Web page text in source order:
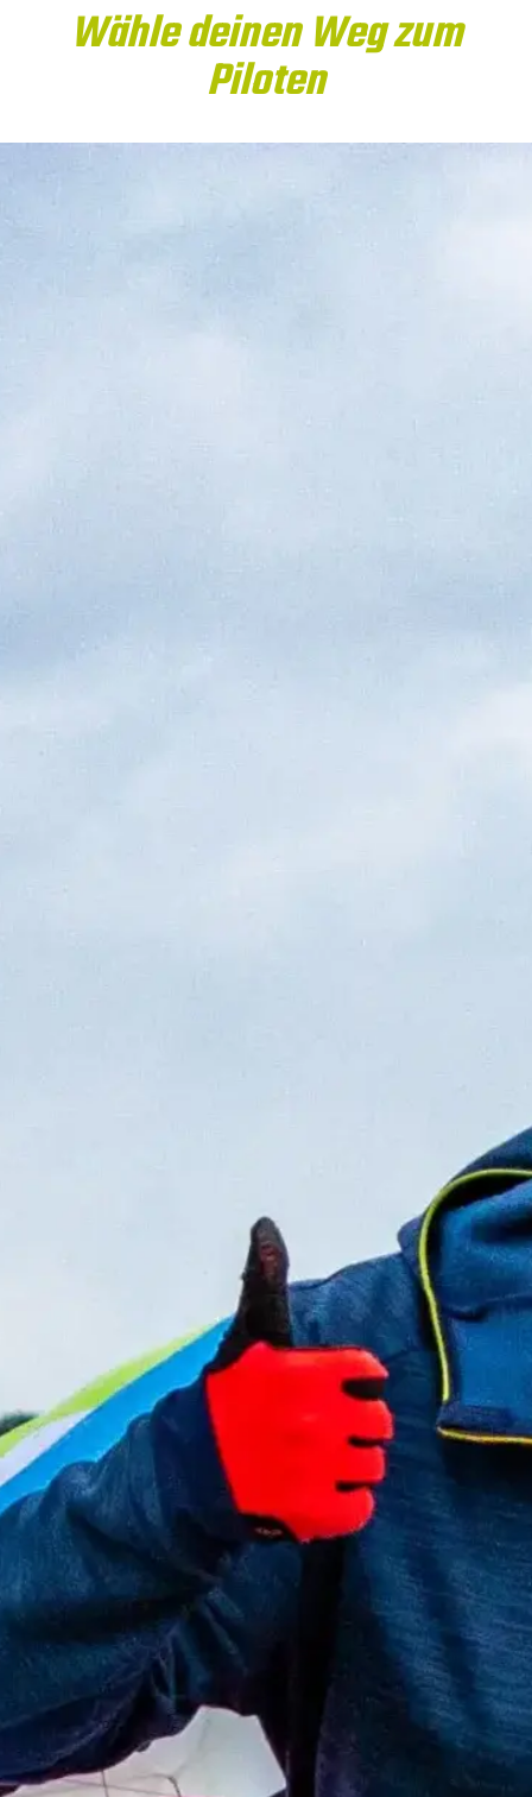
Wähle deinen Weg zum
Piloten